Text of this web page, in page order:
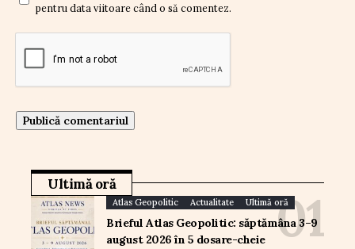
pentru data viitoare când o să comentez.
Ultimă oră
Atlas Geopolitic Actualitate Ultimă oră
Brieful Atlas Geopolitic: săptămâna 3–9
august 2026 în 5 dosare-cheie